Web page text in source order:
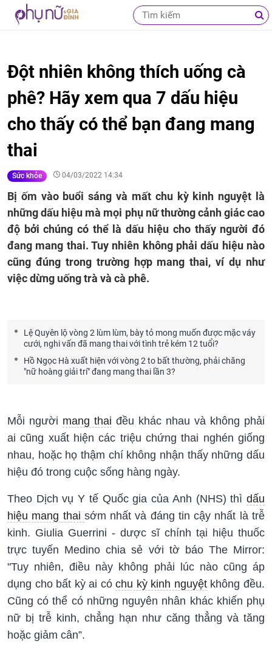
Đột nhiên không thích uống cà
phê? Hãy xem qua 7 dấu hiệu
cho thấy có thể bạn đang mang
thai
Sức khỏe 04/03/2022 14:34
Bị ốm vào buổi sáng và mất chu kỳ kinh nguyệt là
những dấu hiệu mà mọi phụ nữ thường cảnh giác cao
độ bởi chúng có thể là dấu hiệu cho thấy người đó
đang mang thai. Tuy nhiên không phải dấu hiệu nào
cũng đúng trong trường hợp mang thai, ví dụ như
việc dừng uống trà và cà phê.
Lệ Quyên lộ vòng 2 lùm lùm, bày tỏ mong muốn được mặc váy
cưới, nghi vấn đã mang thai với tình trẻ kém 12 tuổi?
Hồ Ngọc Hà xuất hiện với vòng 2 to bất thường, phải chăng
"nữ hoàng giải trí" đang mang thai lần 3?
Mỗi người mang thai đều khác nhau và không phải
ai cũng xuất hiện các triệu chứng thai nghén giống
nhau, hoặc họ thậm chí không nhận thấy những dấu
hiệu đó trong cuộc sống hàng ngày.
Theo Dịch vụ Y tế Quốc gia của Anh (NHS) thì dấu
hiệu mang thai sớm nhất và đáng tin cậy nhất là trễ
kinh. Giulia Guerrini - dược sĩ chính tại hiệu thuốc
trực tuyến Medino chia sẻ với tờ báo The Mirror:
"Tuy nhiên, điều này không phải lúc nào cũng áp
dụng cho bất kỳ ai cóchu kỳ kinh nguyệtkhông đều.
Cũng có thể có những nguyên nhân khác khiến phụ
nữ bị trễ kinh, chẳng hạn như căng thẳng và tăng
hoặc giảm cân”.